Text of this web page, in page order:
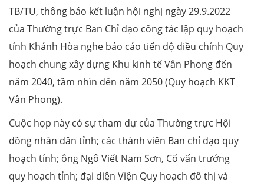
TB/TU, thông báo kết luận hội nghị ngày 29.9.2022
của Thường trực Ban Chỉ đạo công tác lập quy hoạch
tỉnh Khánh Hòa nghe báo cáo tiến độ điều chỉnh Quy
hoạch chung xây dựng Khu kinh tế Vân Phong đến
năm 2040, tầm nhìn đến năm 2050 (Quy hoạch KKT
Vân Phong).
Cuộc họp này có sự tham dự của Thường trực Hội
đồng nhân dân tỉnh; các thành viên Ban chỉ đạo quy
hoạch tỉnh; ông Ngô Viết Nam Sơn, Cố vấn trưởng
quy hoạch tỉnh; đại diện Viện Quy hoạch đô thị và